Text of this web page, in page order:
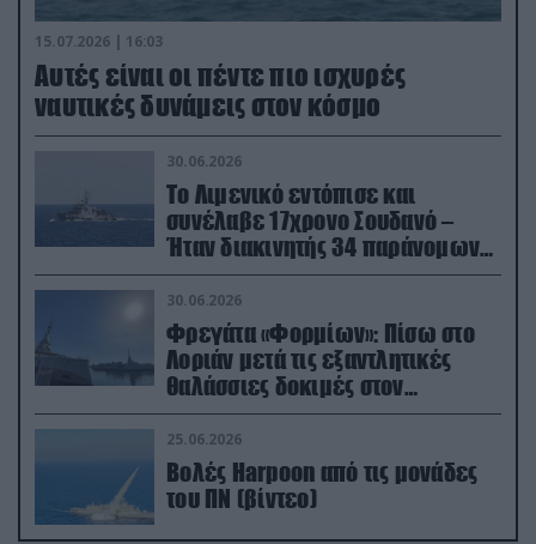
15.07.2026 | 16:03
Aυτές είναι οι πέντε πιο ισχυρές
ναυτικές δυνάμεις στον κόσμο
30.06.2026
Το Λιμενικό εντόπισε και
συνέλαβε 17χρονο Σουδανό –
Ήταν διακινητής 34 παράνομων
μεταναστών
30.06.2026
Φρεγάτα «Φορμίων»: Πίσω στο
Λοριάν μετά τις εξαντλητικές
θαλάσσιες δοκιμές στον
απαιτητικό Βισκαϊκό
25.06.2026
Βολές Harpoon από τις μονάδες
του ΠΝ (βίντεο)